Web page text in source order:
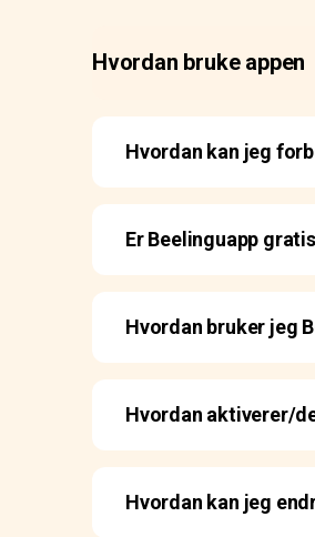
Hvordan bruke appen
Hvordan kan jeg
Er Beelinguapp
Hvordan bruker jeg
Hvordan aktiverer/
Hvordan kan jeg